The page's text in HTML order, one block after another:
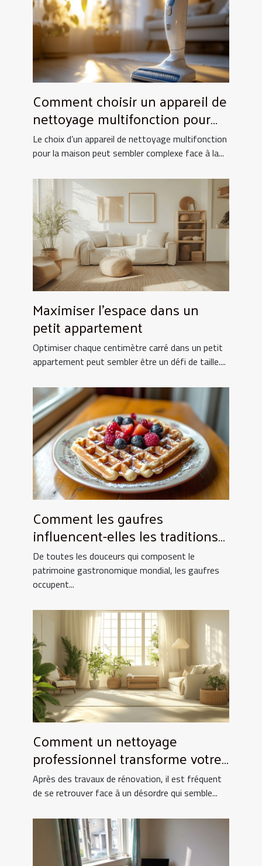
Comment choisir un appareil de
nettoyage multifonction pour
votre maison ?
Le choix d’un appareil de nettoyage multifonction
pour la maison peut sembler complexe face à la...
Maximiser l'espace dans un
petit appartement
Optimiser chaque centimètre carré dans un petit
appartement peut sembler être un défi de taille....
Comment les gaufres
influencent-elles les traditions
culinaires ?
De toutes les douceurs qui composent le
patrimoine gastronomique mondial, les gaufres
occupent...
Comment un nettoyage
professionnel transforme votre
espace après rénovation ?
Après des travaux de rénovation, il est fréquent
de se retrouver face à un désordre qui semble...